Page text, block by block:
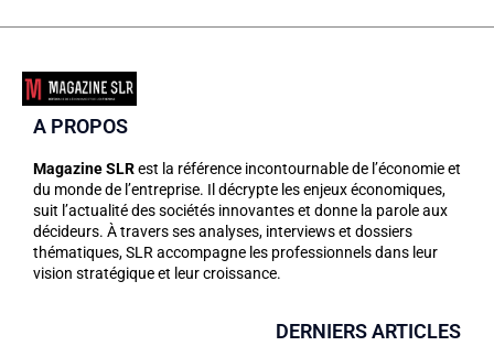
A PROPOS
Magazine SLRest la référence incontournable de l’économie et
du monde de l’entreprise. Il décrypte les enjeux économiques,
suit l’actualité des sociétés innovantes et donne la parole aux
décideurs. À travers ses analyses, interviews et dossiers
thématiques, SLR accompagne les professionnels dans leur
vision stratégique et leur croissance.
DERNIERS ARTICLES